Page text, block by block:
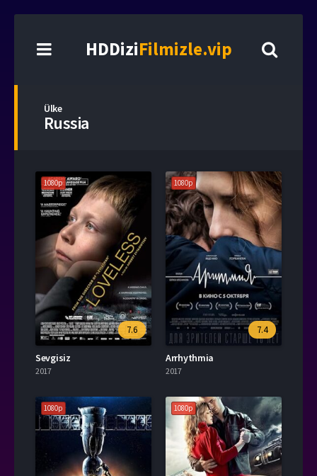
HDDiziFilmizle.vip
Ülke
Russia
1080p
7.6
Sevgisiz
2017
1080p
7.4
Arrhythmia
2017
1080p 1080p